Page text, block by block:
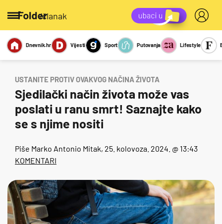
/članak
Miks Kviz
Report
Sexy
Dnevnik.hr Vijesti Sport Putovanja Lifestyle
USTANITE PROTIV OVAKVOG NAČINA ŽIVOTA
Sjedilački način života može vas
poslati u ranu smrt! Saznajte kako
se s njime nositi
Piše Marko Antonio Mitak, 25. kolovoza. 2024. @ 13:43
KOMENTARI